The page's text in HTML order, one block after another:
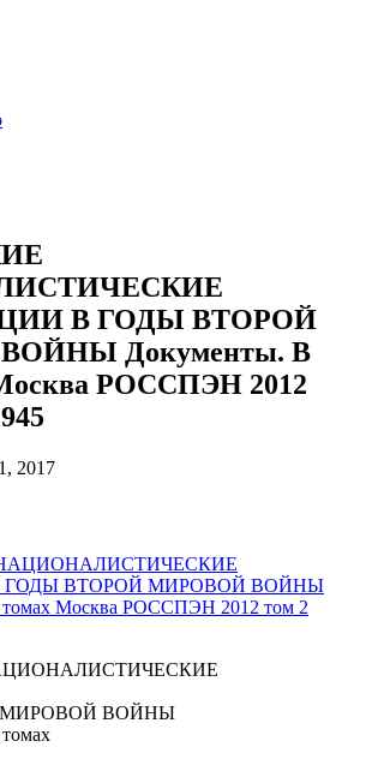
В ГОДЫ ВТОРОЙ
Документы. В
РОССПЭН 2012
2017
ВОЙНЫ